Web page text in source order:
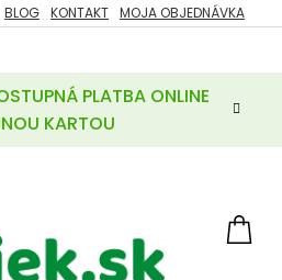
PLATBA ONLINE
KARTOU
BLOG KONTAKT MOJA OBJEDNÁVKA